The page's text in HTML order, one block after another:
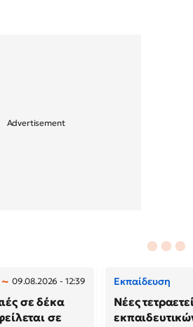
09.08.2026 - 12:39
σε δέκα
σε
Εκπαίδευση
Νέες